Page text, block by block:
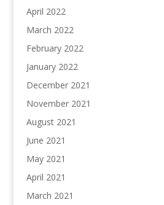
April 2022
March 2022
February 2022
January 2022
December 2021
November 2021
August 2021
June 2021
May 2021
April 2021
March 2021